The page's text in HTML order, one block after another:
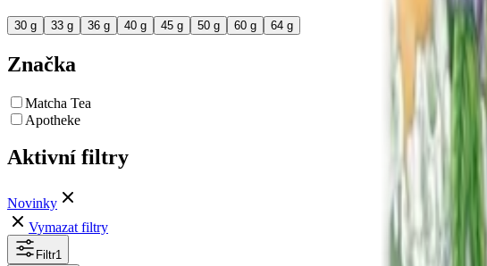
30 g 33 g 36 g 40 g 45 g 50 g 60 g 64 g
Značka
Matcha Tea
Apotheke
Aktivní filtry
Novinky
Vymazat filtry
Filtr1